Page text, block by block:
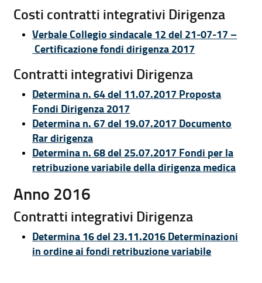
Costi contratti integrativi Dirigenza
Verbale Collegio sindacale 12 del 21-07-17 –
Certificazione fondi dirigenza 2017
Contratti integrativi Dirigenza
Determina n. 64 del 11.07.2017 Proposta
Fondi Dirigenza 2017
Determina n. 67 del 19.07.2017 Documento
Rar dirigenza
Determina n. 68 del 25.07.2017 Fondi per la
retribuzione variabile della dirigenza medica
Anno 2016
Contratti integrativi Dirigenza
Determina 16 del 23.11.2016 Determinazioni
in ordine ai fondi retribuzione variabile